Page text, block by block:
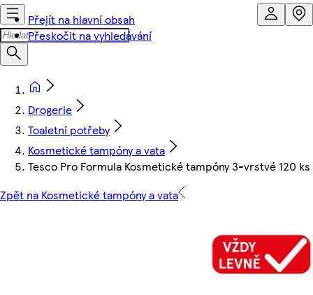
Přejít na hlavní obsah
Přeskočit na vyhledávání
Drogerie
Toaletní potřeby
Kosmetické tampóny a vata
Tesco Pro Formula Kosmetické tampóny 3-vrstvé 120 ks
Zpět na Kosmetické tampóny a vata